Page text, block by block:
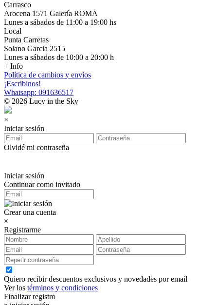
Carrasco
Arocena 1571 Galería ROMA
Lunes a sábados de 11:00 a 19:00 hs
Local
Punta Carretas
Solano Garcia 2515
Lunes a sábados de 10:00 a 20:00 h
+ Info
Política de cambios y envíos
¡Escribinos!
Whatsapp: 091636517
© 2026 Lucy in the Sky
×
Iniciar sesión
Olvidé mi contraseña
Iniciar sesión
Continuar como invitado
Crear una cuenta
×
Registrarme
Quiero recibir descuentos exclusivos y novedades por email
Ver los términos y condiciones
Finalizar registro